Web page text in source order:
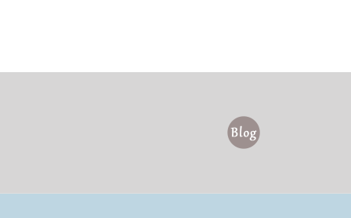
ゲ
Contact – お申し込み・お問い合わせ
ディブランチスタジオ |